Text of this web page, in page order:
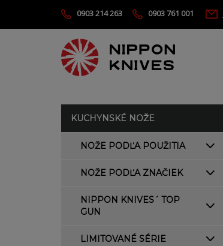
0903 214 263 0903 761 001
KUCHYNSKÉ NOŽE
NOŽE PODĽA POUŽITIA
NOŽE PODĽA ZNAČIEK
NIPPON KNIVES´ TOP
GUN
LIMITOVANÉ SÉRIE